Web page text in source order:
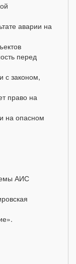
аварии на
перед
с законом,
право на
на опасном
АИС